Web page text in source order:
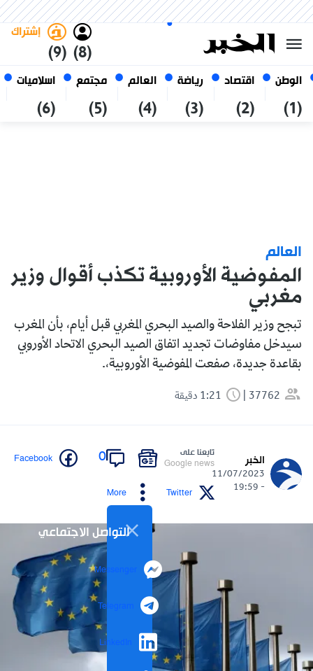
الوطن
(1)
اقتصاد
(2)
رياضة
(3)
العالم
(4)
مجتمع
(5)
اسلاميات
(6)
(8)
إشتراك
(9)
06 أغسطس 2026
الجزائر
العالم
المفوضية الأوروبية تكذب أقوال وزير
مغربي
تبجح وزير الفلاحة والصيد البحري المغربي قبل أيام، بأن المغرب
سيدخل مفاوضات تجديد اتفاق الصيد البحري الاتحاد الأوروبي
بقاعدة جديدة، صفعت المفوضية الأوروبية،.
37762
الخبر
11/07/2023
- 19:59
تابعنا على
Google news
0
Facebook
Twitter
More
التواصل الاجتماعي
Messenger
Telegram
LinkedIn